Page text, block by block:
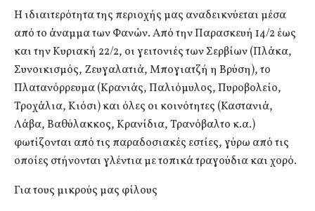
Η ιδιαιτερότητα της περιοχής μας αναδεικνύεται μέσα
από το άναμμα των Φανών. Από την Παρασκευή 14/2 έως
και την Κυριακή 22/2, οι γειτονιές των Σερβίων (Πλάκα,
Συνοικισμός, Ζευγαλατιά, Μπογιατζή η Βρύση), το
Πλατανόρρευμα (Κρανιάς, Παλιόμυλος, Πυροβολείο,
Τροχάλια, Κιόσι) και όλες οι κοινότητες (Καστανιά,
Λάβα, Βαθύλακκος, Κρανίδια, Τρανόβαλτο κ.α.)
φωτίζονται από τις παραδοσιακές εστίες, γύρω από τις
οποίες στήνονται γλέντια με τοπικά τραγούδια και χορό.
Για τους μικρούς μας φίλους